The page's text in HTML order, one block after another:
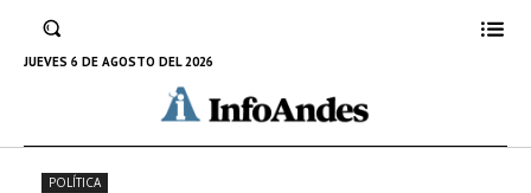
JUEVES 6 DE AGOSTO DEL 2026
Gerente de Chilca en abierto
proselitismo a favor de Perú Libre
16 DE SEPTIEMBRE DE 2022
POLÍTICA